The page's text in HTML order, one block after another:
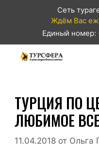
Сеть
Ждём Вас
Единый номер:
ТУРЦИЯ ПО
ЛЮБИМОЕ
11.04.2018 от Ольга